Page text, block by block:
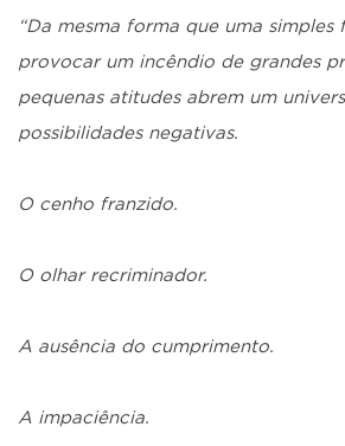
“Da mesma forma que uma simples
provocar um incêndio de grandes
pequenas atitudes abrem um
possibilidades negativas.
O cenho franzido.
O olhar recriminador.
A ausência do cumprimento.
A impaciência.